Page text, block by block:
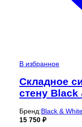
В избранное
Складное
стену Black
Бренд:Black &
15 750 ₽